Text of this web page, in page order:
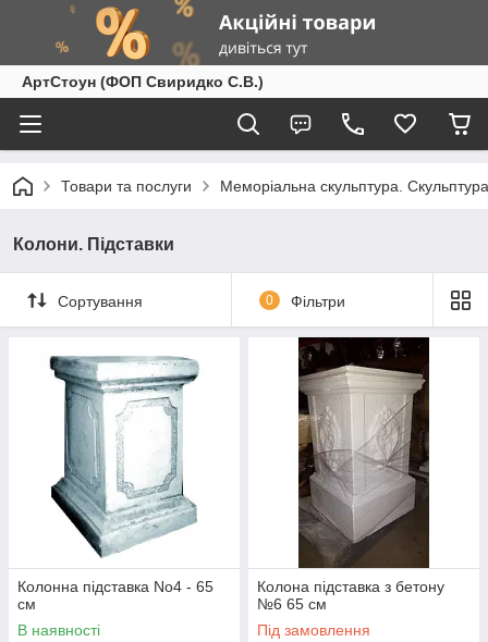
АртСтоун (ФОП Свиридко С.В.)
Товари та послуги Меморіальна скульптура.
Колони. Підставки
Сортування 0 Фільтри
Колонна підставка No4 - 65
см
В наявності
Колона підставка з бетону
№6 65 см
Під замовлення